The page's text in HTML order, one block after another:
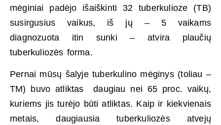
mėginiai padėjo išaiškinti 32 tuberkulioze (TB)
susirgusius vaikus, iš jų – 5 vaikams
diagnozuota itin sunki – atvira plaučių
tuberkuliozės forma.
Pernai mūsų šalyje tuberkulino mėginys (toliau –
TM) buvo atliktas daugiau nei 65 proc. vaikų,
kuriems jis turėjo būti atliktas. Kaip ir kiekvienais
metais, daugiausia tuberkuliozės atvejų